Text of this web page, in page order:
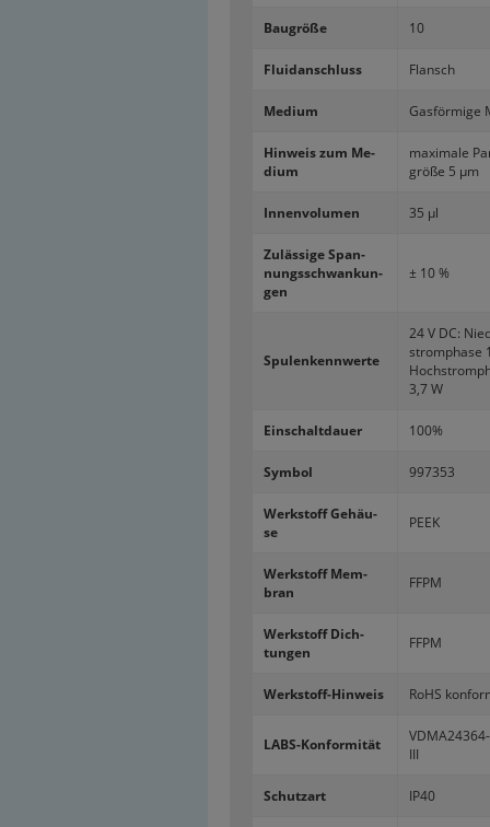
Bau­grö­ße 10
Flu­i­dan­schluss Flansch
Me­di­um Gas­för­mi­ge
Hin­weis zum Me­
di­um
ma­xi­ma­le
grö­ße 5 µm
In­nen­vo­lu­men 35 µl
Zu­läs­si­ge Span­
nungs­schwan­kun­
gen
± 10 %
Spu­len­kenn­wer­te
24 V DC:
strom­pha­se
3,7 W
Ein­schalt­dau­er 100%
Sym­bol 997353
Werk­stoff Ge­häu­
se
PEEK
Werk­stoff Mem­
bran
FFPM
Werk­stoff Dich­
tun­gen
FFPM
Werkstoff-​Hinweis RoHS
LABS-​Konformität
III
Schutz­art IP40